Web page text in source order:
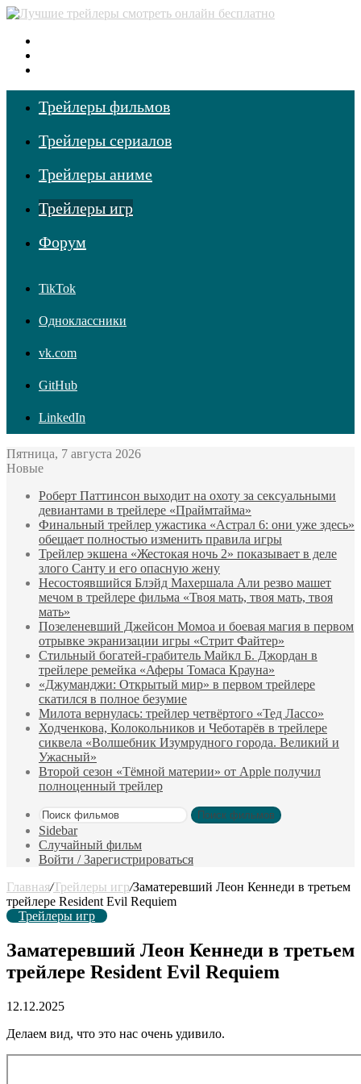
Трейлеры фильмов
Трейлеры сериалов
Трейлеры аниме
Трейлеры игр
Форум
TikTok
Одноклассники
vk.com
GitHub
LinkedIn
Пятница, 7 августа 2026
Новые
Роберт Паттинсон выходит на охоту за сексуальными
девиантами в трейлере «Праймтайма»
Финальный трейлер ужастика «Астрал 6: они уже здесь»
обещает полностью изменить правила игры
Трейлер экшена «Жестокая ночь 2» показывает в деле
злого Санту и его опасную жену
Несостоявшийся Блэйд Махершала Али резво машет
мечом в трейлере фильма «Твоя мать, твоя мать, твоя
мать»
Позеленевший Джейсон Момоа и боевая магия в первом
отрывке экранизации игры «Стрит Файтер»
Стильный богатей-грабитель Майкл Б. Джордан в
трейлере ремейка «Аферы Томаса Крауна»
«Джуманджи: Открытый мир» в первом трейлере
скатился в полное безумие
Милота вернулась: трейлер четвёртого «Тед Лассо»
Ходченкова, Колокольников и Чеботарёв в трейлере
сиквела «Волшебник Изумрудного города. Великий и
Ужасный»
Второй сезон «Тёмной материи» от Apple получил
полноценный трейлер
Поиск фильмов
Sidebar
Случайный фильм
Войти / Зарегистрироваться
Главная/Трейлеры игр/Заматеревший Леон Кеннеди в третьем
трейлере Resident Evil Requiem
Трейлеры игр
Заматеревший Леон Кеннеди в третьем
трейлере Resident Evil Requiem
12.12.2025
Делаем вид, что это нас очень удивило.